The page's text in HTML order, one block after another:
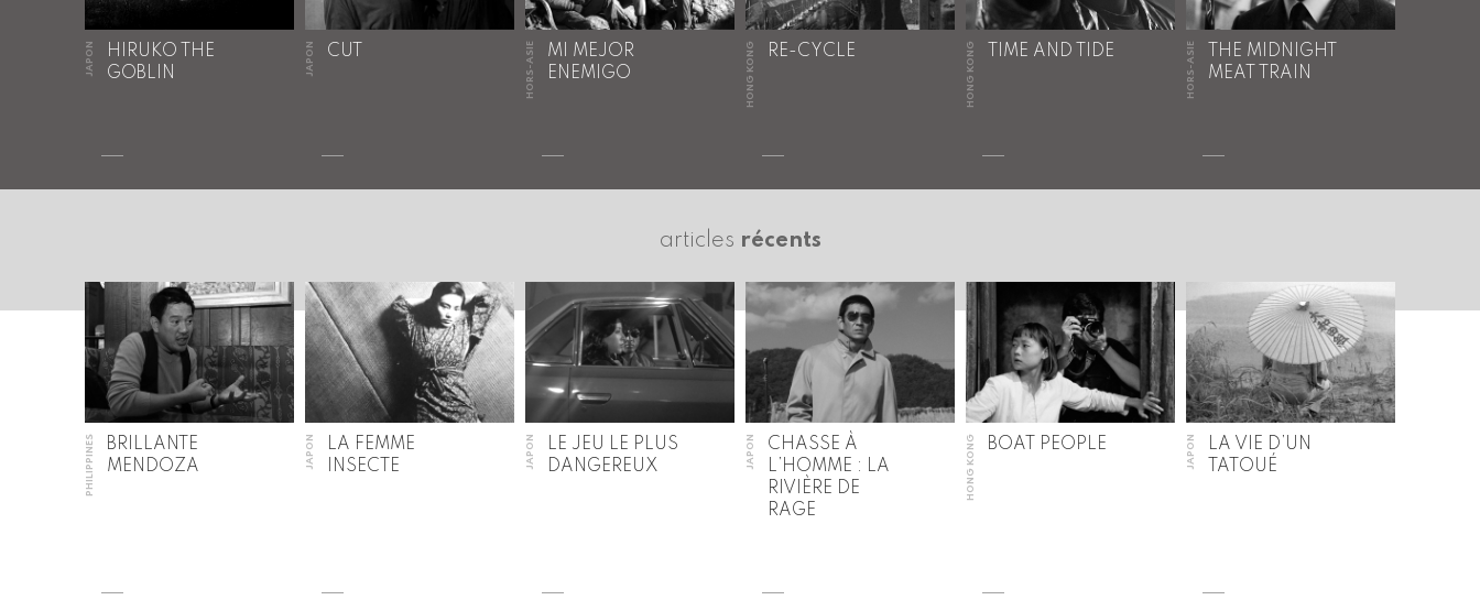
JAPON
HIRUKO THE
GOBLIN
JAPON CUT HORS-ASIE
MI MEJOR
ENEMIGO
HONG KONG RE-CYCLE HONG KONG TIME AND TIDE HORS-ASIE
THE MIDNIGHT
MEAT TRAIN
articles récents
PHILIPPINES
BRILLANTE
MENDOZA
JAPON
LA FEMME
INSECTE
JAPON
LE JEU LE PLUS
DANGEREUX
JAPON
CHASSE À
L’HOMME : LA
RIVIÈRE DE
RAGE
HONG KONG BOAT PEOPLE JAPON
LA VIE D’UN
TATOUÉ